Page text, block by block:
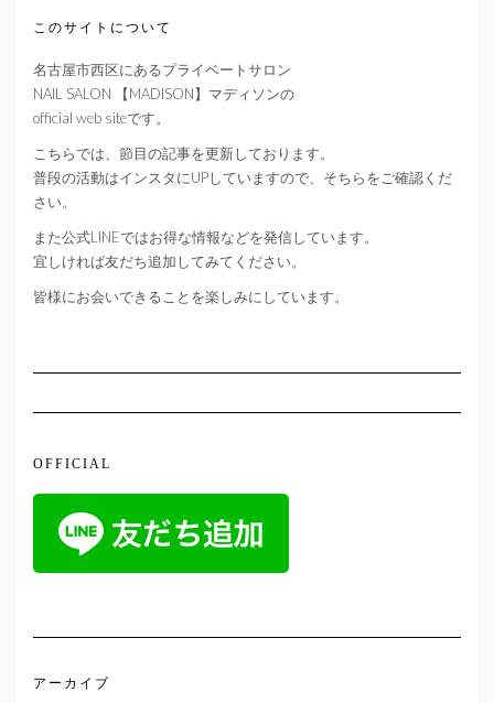
このサイトについて
名古屋市西区にあるプライベートサロン
NAIL SALON 【MADISON】マディソンの
official web siteです。
こちらでは、節目の記事を更新しております。
普段の活動はインスタにUPしていますので、そちらをご確認くだ
さい。
また公式LINEではお得な情報などを発信しています。
宜しければ友だち追加してみてください。
皆様にお会いできることを楽しみにしています。
OFFICIAL
アーカイブ